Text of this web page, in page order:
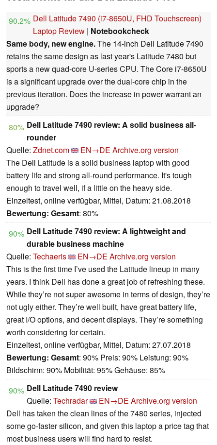
90.2% Dell Latitude 7490 (i7-8650U, FHD Touchscreen)
Laptop Review | Notebookcheck
Same body, new engine.The 14-inch Dell Latitude 7490
retains the same design as last year's Latitude 7480 but
sports a new quad-core U-series CPU. The Core i7-8650U
is a significant upgrade over the dual-core chip in the
previous iteration. Does the increase in power warrant an
upgrade?
80% Dell Latitude 7490 review: A solid business all-
rounder
Quelle: Zdnet.com EN→DE Archive.org version
The Dell Latitude is a solid business laptop with good
battery life and strong all-round performance. It's tough
enough to travel well, if a little on the heavy side.
Einzeltest, online verfügbar, Mittel, Datum: 21.08.2018
Bewertung: Gesamt: 80%
90% Dell Latitude 7490 review: A lightweight and
durable business machine
Quelle: Techaeris EN→DE Archive.org version
This is the first time I’ve used the Latitude lineup in many
years. I think Dell has done a great job of refreshing these.
While they’re not super awesome in terms of design, they’re
not ugly either. They’re well built, have great battery life,
great I/O options, and decent displays. They’re something
worth considering for certain.
Einzeltest, online verfügbar, Mittel, Datum: 27.07.2018
Bewertung: Gesamt: 90% Preis: 90% Leistung: 90%
Bildschirm: 90% Mobilität: 95% Gehäuse: 85%
90% Dell Latitude 7490 review
Quelle: Techradar EN→DE Archive.org version
Dell has taken the clean lines of the 7480 series, injected
some go-faster silicon, and given this laptop a price tag that
most business users will find hard to resist.